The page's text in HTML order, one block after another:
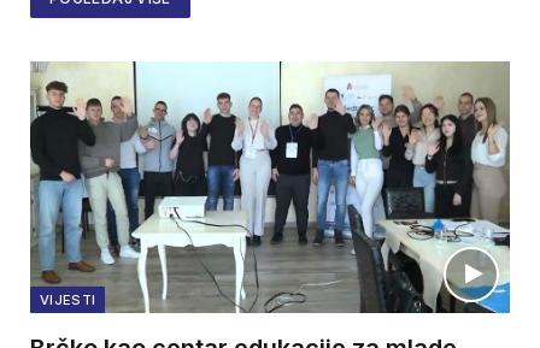
VIJESTI